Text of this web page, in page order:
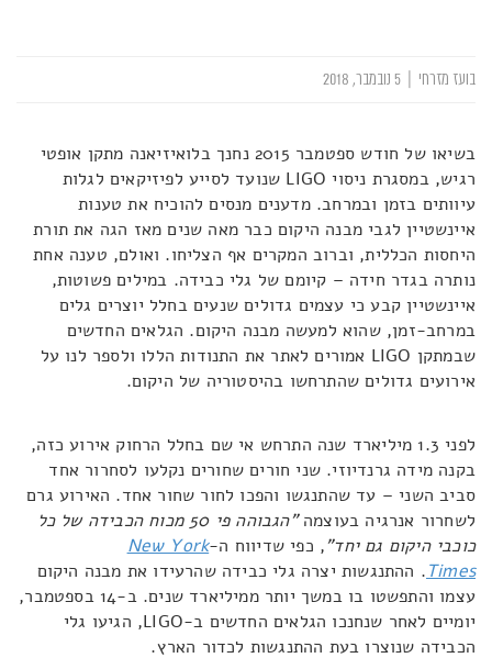
בועז מזרחי
בשיאו של חודש ספטמבר 2015 נחנך בלואיזיאנה מתקן אופטי
רגיש, במסגרת ניסוי LIGO שנועד לסייע לפיזיקאים לגלות
עיוותים בזמן ובמרחב. מדענים מנסים להוכיח את טענות
איינשטיין לגבי מבנה היקום כבר מאה שנים מאז הגה את תורת
היחסות הכללית, וברוב המקרים אף הצליחו. ואולם, טענה אחת
נותרה בגדר חידה – קיומם של גלי כבידה. במילים פשוטות,
איינשטיין קבע כי עצמים גדולים שנעים בחלל יוצרים גלים
במרחב-זמן, שהוא למעשה מבנה היקום. הגלאים החדשים
שבמתקן LIGO אמורים לאתר את התנודות הללו ולספר לנו על
אירועים גדולים שהתרחשו בהיסטוריה של היקום.
לפני 1.3 מיליארד שנה התרחש אי שם בחלל הרחוק אירוע כזה,
בקנה מידה גרנדיוזי. שני חורים שחורים נקלעו לסחרור אחד
סביב השני – עד שהתנגשו והפכו לחור שחור אחד. האירוע גרם
לשחרור אנרגיה בעוצמה
"הגבוהה פי 50 מכוח הכבידה של כל
כוכבי היקום גם יחד", כפי שדיווח ה-New York
Times. ההתנגשות יצרה גלי כבידה שהרעידו את מבנה היקום
עצמו והתפשטו בו במשך יותר ממיליארד שנים. ב-14 בספטמבר,
יומיים לאחר שנחנכו הגלאים החדשים ב-LIGO, הגיעו גלי
הכבידה שנוצרו בעת ההתנגשות לכדור הארץ.